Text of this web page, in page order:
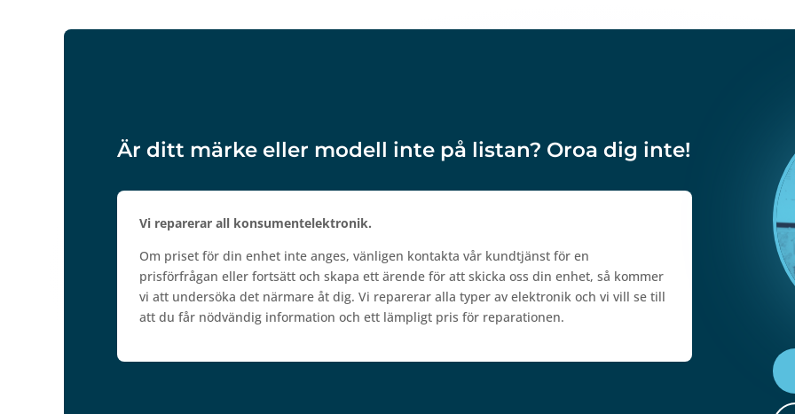
Är ditt märke eller modell inte på listan? Oroa dig inte!
Vi reparerar all konsumentelektronik.
Om priset för din enhet inte anges, vänligen kontakta vår kundtjänst för en
prisförfrågan eller fortsätt och skapa ett ärende för att skicka oss din enhet, så kommer
vi att undersöka det närmare åt dig. Vi reparerar alla typer av elektronik och vi vill se till
att du får nödvändig information och ett lämpligt pris för reparationen.